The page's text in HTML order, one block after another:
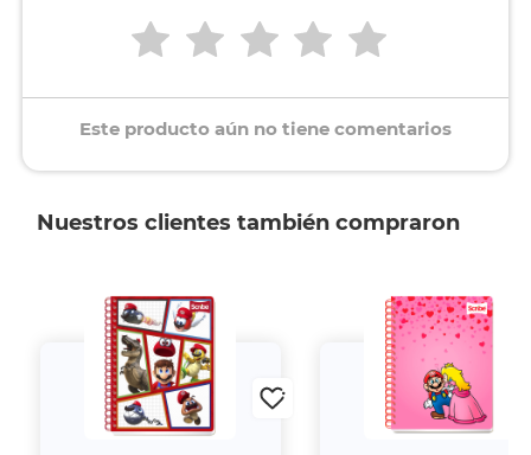
Este producto aún no tiene comentarios
Nuestros clientes también compraron